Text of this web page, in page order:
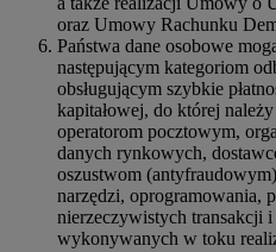
oraz Umowy Rachunku
Państwa dane osobowe
następującym kategoriom
obsługującym szybkie
kapitałowej, do której
operatorom pocztowym,
danych rynkowych,
oszustwom
narzędzi, oprogramowania,
nierzeczywistych transakcji
wykonywanych w toku